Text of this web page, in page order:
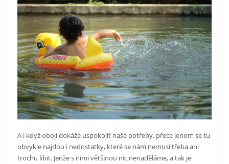
A i když obojí dokáže uspokojit naše potřeby, přece jenom se tu
obvykle najdou i nedostatky, které se nám nemusí třeba ani
trochu líbit. Jenže s nimi většinou nic nenaděláme, a tak je